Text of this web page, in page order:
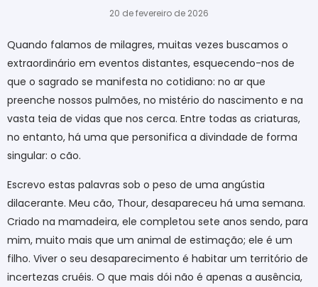
20 de fevereiro de 2026
Quando falamos de milagres, muitas vezes buscamos o
extraordinário em eventos distantes, esquecendo-nos de
que o sagrado se manifesta no cotidiano: no ar que
preenche nossos pulmões, no mistério do nascimento e na
vasta teia de vidas que nos cerca. Entre todas as criaturas,
no entanto, há uma que personifica a divindade de forma
singular: o cão.
Escrevo estas palavras sob o peso de uma angústia
dilacerante. Meu cão, Thour, desapareceu há uma semana.
Criado na mamadeira, ele completou sete anos sendo, para
mim, muito mais que um animal de estimação; ele é um
filho. Viver o seu desaparecimento é habitar um território de
incertezas cruéis. O que mais dói não é apenas a ausência,